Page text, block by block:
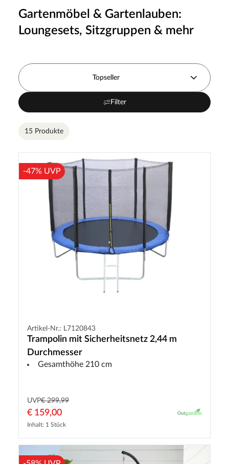
Gartenmöbel & Gartenlauben:
Loungesets, Sitzgruppen & mehr
Topseller
Filter
15 Produkte
-47% UVP
Artikel-Nr.: L7120843
Trampolin mit Sicherheitsnetz 2,44 m
Durchmesser
Gesamthöhe 210 cm
UVP€ 299,99
€ 159,00
Inhalt: 1 Stück